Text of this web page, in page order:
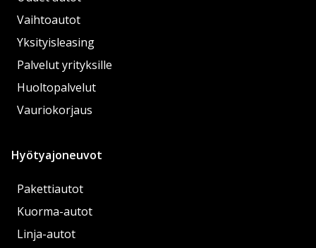
Vaihtoautot
Yksityisleasing
Palvelut yrityksille
Huoltopalvelut
Vauriokorjaus
Hyötyajoneuvot
Pakettiautot
Kuorma-autot
Linja-autot